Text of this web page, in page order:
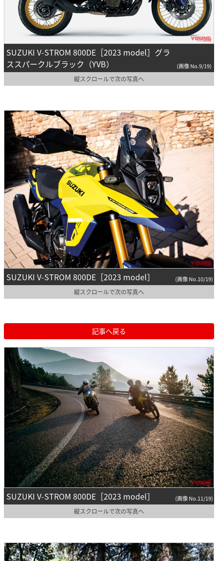
SUZUKI V-STROM 800DE［2023 model］グラ
ススパークルブラック（YVB）
(画像 No.9/19)
縦スクロールで次の写真へ
SUZUKI V-STROM 800DE［2023 model］ (画像 No.10/19)
縦スクロールで次の写真へ
記事へ戻る
SUZUKI V-STROM 800DE［2023 model］ (画像 No.11/19)
縦スクロールで次の写真へ